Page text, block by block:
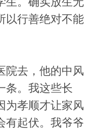
以行善绝对不能
院去，他的中风
条。我这些长
为孝顺才让家风
有起伏。我爷爷